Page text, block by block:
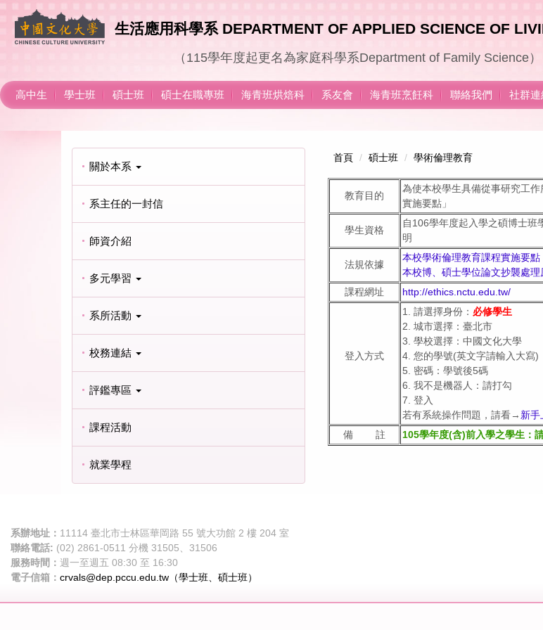
到
主
容
生活應用科學系 DEPARTMENT OF APPLIED SCIENCE OF
（ 115學年度起更名為家庭科學系Department of Family Science）
高中生 學士班 碩士班 碩士在職專班 海青班烘焙科 系友會 海青班烹飪科 聯絡我們 社群連
關於本系
系主任的一封信
師資介紹
多元學習
系所活動
校務連結
評鑑專區
課程活動
就業學程
首頁 碩士班 學術倫理教育
教育目的
為使本校學生具備從事研究工
實施要點」
學生資格
自106學年度起入學之碩博士班
明
法規依據
本校學術倫理教育課程實施要點
本校博、碩士學位論文抄襲處理
課程網址
http://ethics.nctu.edu.tw/
登入方式
1. 請選擇身份： 必修學生
2. 城市選擇：臺北市
3. 學校選擇：中國文化大學
4. 您的學號(英文字請輸入大寫)
5. 密碼：學號後5碼
6. 我不是機器人：請打勾
7. 登入
若有系統操作問題，請看→ 新手
備 註
105學年度(含)前入學之學生：
系辦地址： 11114 臺北市士林區華岡路 55 號大功館 2 樓 204 室
聯絡電話: (02) 2861-0511 分機 31505、31506
服務時間： 週一至週五 08:30 至 16:30
電子信箱： crvals@dep.pccu.edu.tw（學士班、 碩士班）